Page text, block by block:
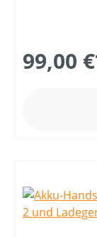
99,00